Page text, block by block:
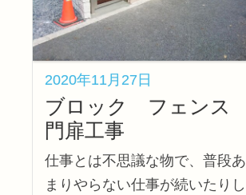
2020年11月27日
ブロック フェンス
門扉工事
仕事とは不思議な物で、普段あ
まりやらない仕事が続いたりし